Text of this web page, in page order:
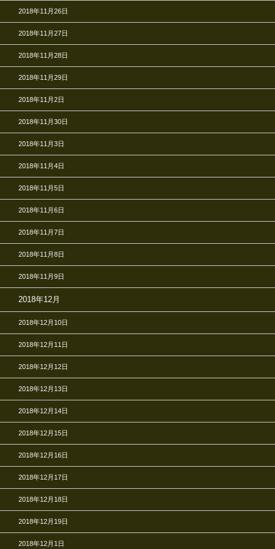
2018年11月26日
2018年11月27日
2018年11月28日
2018年11月29日
2018年11月2日
2018年11月30日
2018年11月3日
2018年11月4日
2018年11月5日
2018年11月6日
2018年11月7日
2018年11月8日
2018年11月9日
2018年12月
2018年12月10日
2018年12月11日
2018年12月12日
2018年12月13日
2018年12月14日
2018年12月15日
2018年12月16日
2018年12月17日
2018年12月18日
2018年12月19日
2018年12月1日